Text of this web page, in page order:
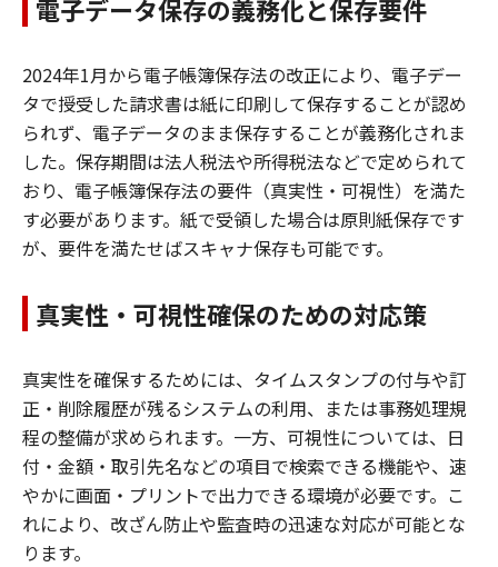
電子データ保存の義務化と保存要件
2024年1月から電子帳簿保存法の改正により、電子デー
タで授受した請求書は紙に印刷して保存することが認め
られず、電子データのまま保存することが義務化されま
した。保存期間は法人税法や所得税法などで定められて
おり、電子帳簿保存法の要件（真実性・可視性）を満た
す必要があります。紙で受領した場合は原則紙保存です
が、要件を満たせばスキャナ保存も可能です。
真実性・可視性確保のための対応策
真実性を確保するためには、タイムスタンプの付与や訂
正・削除履歴が残るシステムの利用、または事務処理規
程の整備が求められます。一方、可視性については、日
付・金額・取引先名などの項目で検索できる機能や、速
やかに画面・プリントで出力できる環境が必要です。こ
れにより、改ざん防止や監査時の迅速な対応が可能とな
ります。